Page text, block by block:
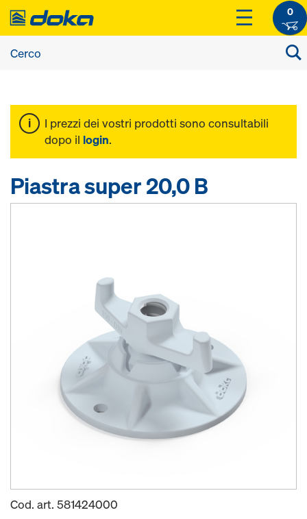
0
I prezzi dei vostri prodotti sono consultabili
dopo il login.
Piastra super 20,0 B
Cod. art. 581424000